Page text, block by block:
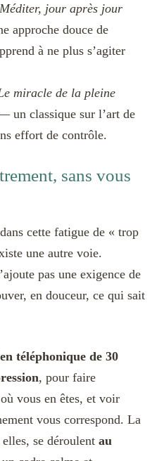
Méditer, jour après jour
approche douce de
à ne plus s’agiter
miracle de la pleine
un classique sur l’art de
effort de contrôle.
sans vous
cette fatigue de « trop
une autre voie.
pas une exigence de
en douceur, ce qui sait
téléphonique de 30
, pour faire
vous en êtes, et voir
vous correspond. La
se déroulent au